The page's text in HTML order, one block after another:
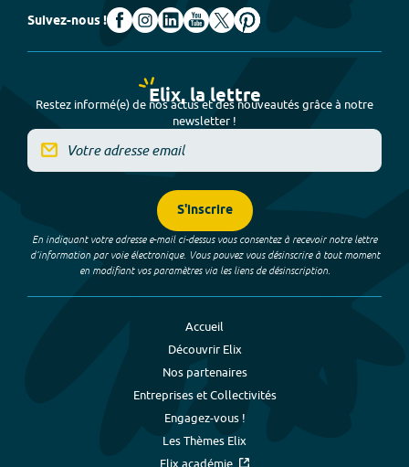
Suivez-nous !
Elix, la lettre
Restez informé(e) de nos actus et des nouveautés grâce à notre
newsletter !
S'inscrire
En indiquant votre adresse e-mail ci-dessus vous consentez à recevoir notre lettre
d’information par voie électronique. Vous pouvez vous désinscrire à tout moment
en modifiant vos paramètres via les liens de désinscription.
Accueil
Découvrir Elix
Nos partenaires
Entreprises et Collectivités
Engagez-vous !
Les Thèmes Elix
Elix académie